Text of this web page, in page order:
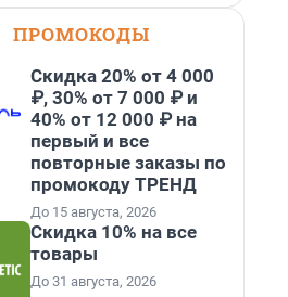
ПРОМОКОДЫ
Скидка 20% от 4 000
₽, 30% от 7 000 ₽ и
40% от 12 000 ₽ на
первый и все
повторные заказы по
промокоду ТРЕНД
До 15 августа, 2026
Скидка 10% на все
товары
До 31 августа, 2026